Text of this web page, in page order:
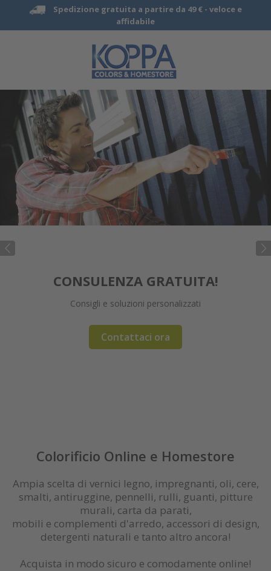
Spedizione gratuita a partire da 49 € - veloce e
affidabile
Maggiori informazioni
Approffita ora!
Finitura Extreme
Vernici superior
CONSULENZA GRATUITA!
Consigli e soluzioni personalizzati
Contattaci ora
Vernici a lunga durata
Ordina ora
Detergenti naturali
Rinnovo e restauro
Pitture e silicati
OUTLET
Le ultime tendenze e outlet!
Vernici spray innovativi
Pennelli e plafoni
Colorificio Online e Homestore
Ampia scelta di vernici legno, impregnanti, oli, cere,
smalti, antiruggine, pennelli, rulli, guanti, pitture
murali, carta da parati,
mobili e complementi d'arredo, accessori di design,
detergenti naturali e tanto altro ancora!
Acquista in modo sicuro e comodamente online!